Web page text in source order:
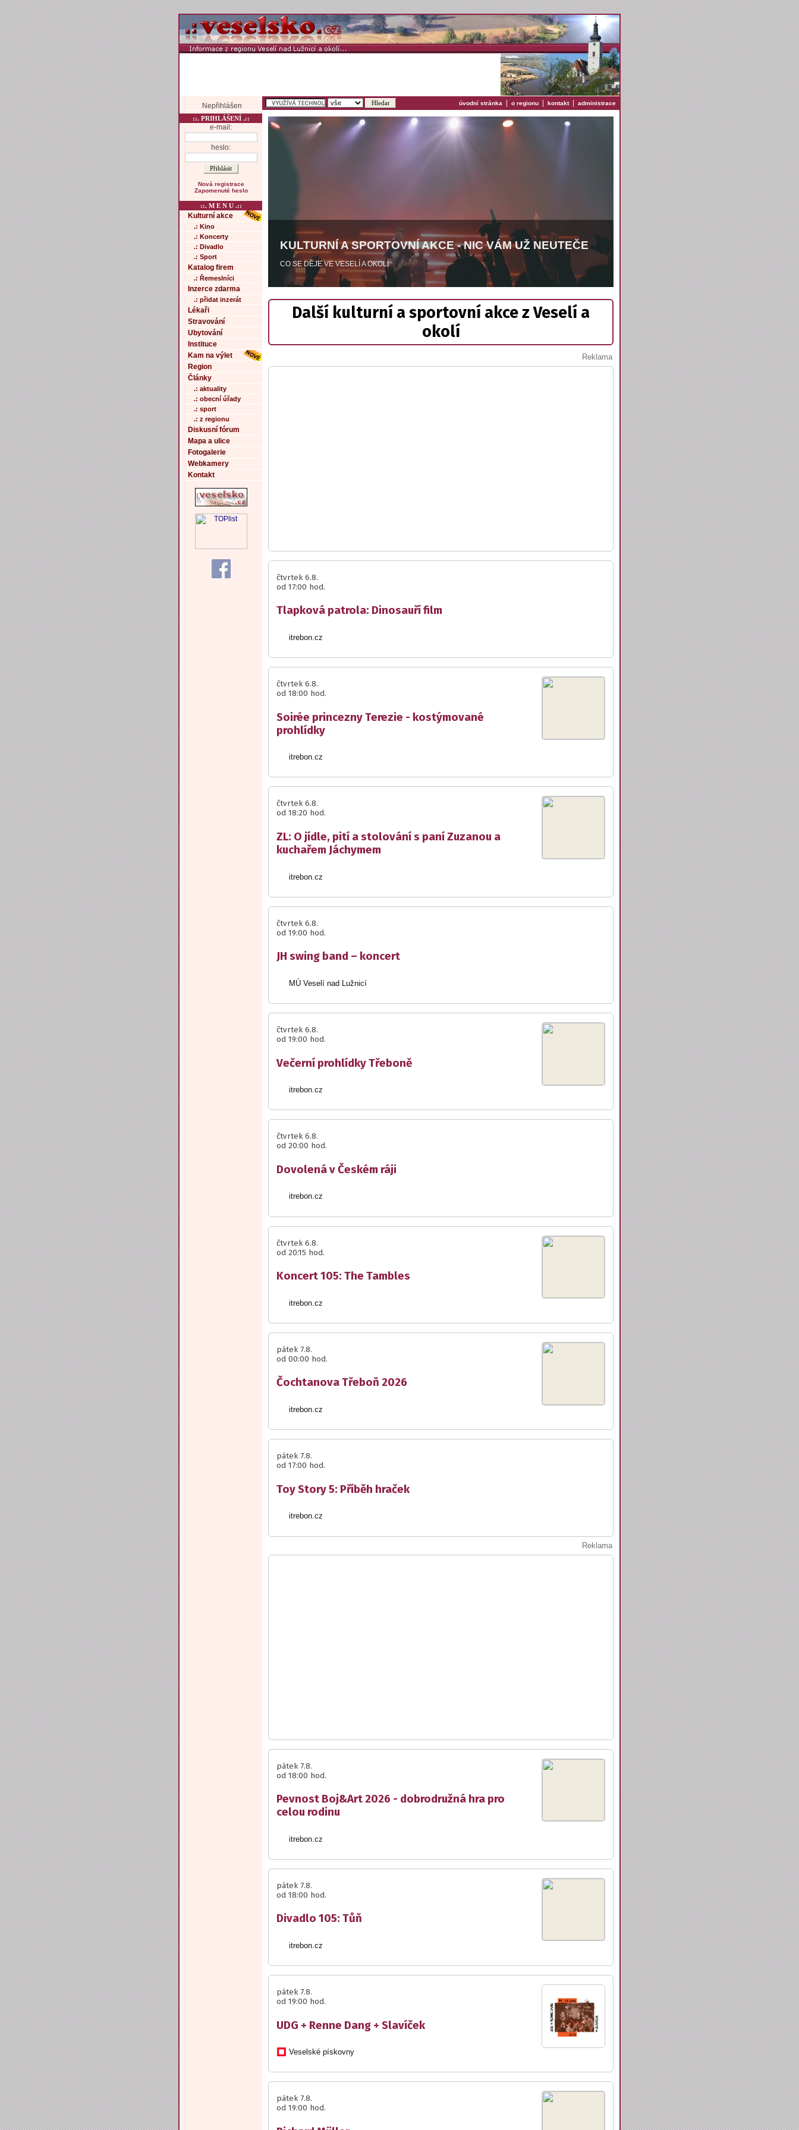
Nepřihlášen úvodní stránka | o regionu | kontakt| administrace
::. PRIHLÁŠENÍ .::
e-mail:
heslo:
Nová registrace
Zapomenuté heslo
::. M E N U .::
Kulturní akce
.: Kino
.: Koncerty
.: Divadlo
.: Sport
Katalog firem
.: Řemeslníci
Inzerce zdarma
.: přidat inzerát
Lékaři
Stravování
Ubytování
Instituce
Kam na výlet
Region
Články
.: aktuality
.: obecní úřady
.: sport
.: z regionu
Diskusní fórum
Mapa a ulice
Fotogalerie
Webkamery
Kontakt
KULTURNÍ A SPORTOVNÍ AKCE - NIC VÁM UŽ NEUTEČE
CO SE DĚJE VE VESELÍ A OKOLÍ
Další kulturní a sportovní akce z Veselí a
okolí
Reklama
čtvrtek 6.8.
od 17:00 hod.
Tlapková patrola: Dinosauří film
itrebon.cz
čtvrtek 6.8.
od 18:00 hod.
Soirée princezny Terezie - kostýmované
prohlídky
itrebon.cz
čtvrtek 6.8.
od 18:20 hod.
ZL: O jídle, pití a stolování s paní Zuzanou a
kuchařem Jáchymem
itrebon.cz
čtvrtek 6.8.
od 19:00 hod.
JH swing band – koncert
MÚ Veselí nad Lužnicí
čtvrtek 6.8.
od 19:00 hod.
Večerní prohlídky Třeboně
itrebon.cz
čtvrtek 6.8.
od 20:00 hod.
Dovolená v Českém ráji
itrebon.cz
čtvrtek 6.8.
od 20:15 hod.
Koncert 105: The Tambles
itrebon.cz
pátek 7.8.
od 00:00 hod.
Čochtanova Třeboň 2026
itrebon.cz
pátek 7.8.
od 17:00 hod.
Toy Story 5: Příběh hraček
itrebon.cz
Reklama
pátek 7.8.
od 18:00 hod.
Pevnost Boj&Art 2026 - dobrodružná hra pro
celou rodinu
itrebon.cz
pátek 7.8.
od 18:00 hod.
Divadlo 105: Tůň
itrebon.cz
pátek 7.8.
od 19:00 hod.
UDG + Renne Dang + Slavíček
Veselské pískovny
pátek 7.8.
od 19:00 hod.